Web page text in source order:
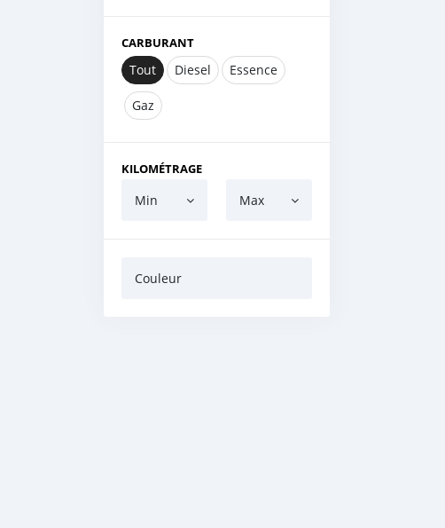
CARBURANT
Tout Diesel Essence
Gaz
KILOMÉTRAGE
Min Max
Couleur